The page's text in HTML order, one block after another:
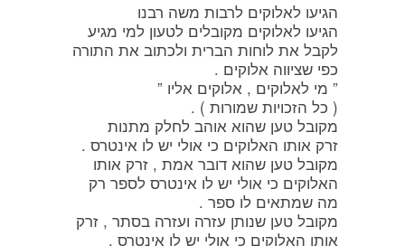
הגיעו לאלוקים לרבות משה רבנו
הגיעו לאלוקים מקובלים לטעון למי מגיע
לקבל את לוחות הברית ולכתוב את התורה
כפי שציווה אלוקים .
” מי לאלוקים , אלוקים אליו ”
( כל הזכויות שמורות ) .
מקובל טען שהוא אוהב לחלק מתנות
זרק אותו האלוקים כי אולי יש לו אינטרס .
מקובל טען שהוא דובר אמת , זרק אותו
האלוקים כי אולי יש לו אינטרס לספר רק
מה שמתאים לו ספר .
מקובל טען שנותן עזרה ועזרה בסתר , זרק
אותו האלוקים כי אולי יש לו אינטרס .